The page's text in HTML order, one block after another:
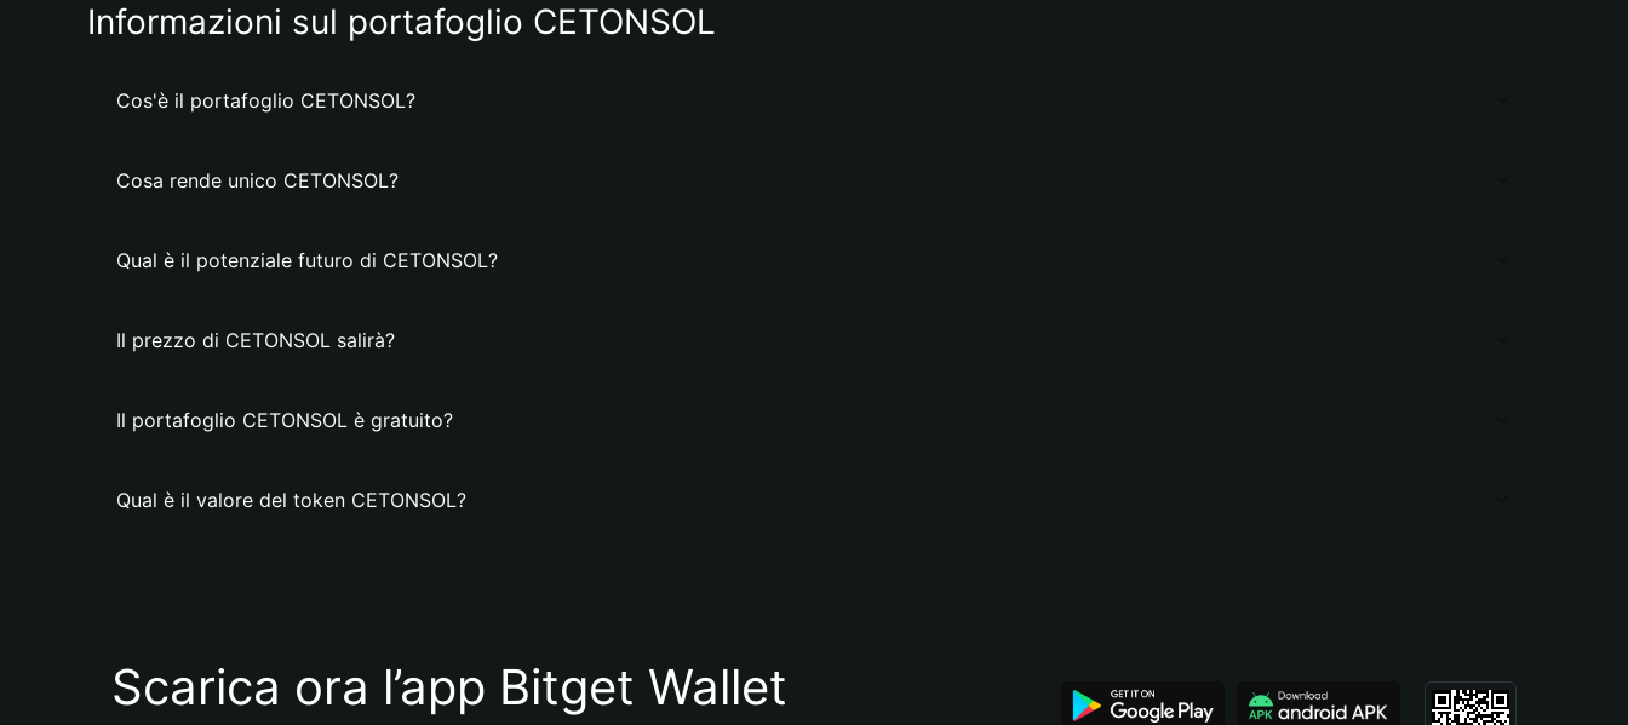
Informazioni sul portafoglio CETONSOL
Cos'è il portafoglio CETONSOL?
Cosa rende unico CETONSOL?
Qual è il potenziale futuro di CETONSOL?
Il prezzo di CETONSOL salirà?
Il portafoglio CETONSOL è gratuito?
Qual è il valore del token CETONSOL?
Scarica ora l’app Bitget Wallet